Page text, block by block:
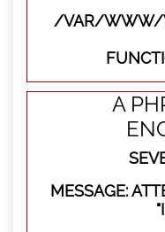
/VAR/WWW/
A
MESSAGE: